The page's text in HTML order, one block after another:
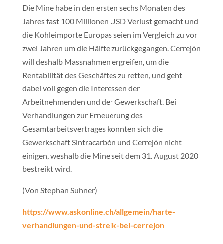
Die Mine habe in den ersten sechs Monaten des
Jahres fast 100 Millionen USD Verlust gemacht und
die Kohleimporte Europas seien im Vergleich zu vor
zwei Jahren um die Hälfte zurückgegangen. Cerrejón
will deshalb Massnahmen ergreifen, um die
Rentabilität des Geschäftes zu retten, und geht
dabei voll gegen die Interessen der
Arbeitnehmenden und der Gewerkschaft. Bei
Verhandlungen zur Erneuerung des
Gesamtarbeitsvertrages konnten sich die
Gewerkschaft Sintracarbón und Cerrejón nicht
einigen, weshalb die Mine seit dem 31. August 2020
bestreikt wird.
(Von Stephan Suhner)
https://www.askonline.ch/allgemein/harte-
verhandlungen-und-streik-bei-cerrejon